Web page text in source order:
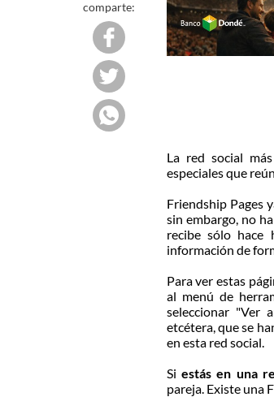
comparte:
La red social
especiales que
Friendship Pages
sin embargo, no
recibe sólo hace
información de
Para ver estas
al menú de
seleccionar "Ver
etcétera, que se
en esta red social.
Si estás en una
pareja. Existe una